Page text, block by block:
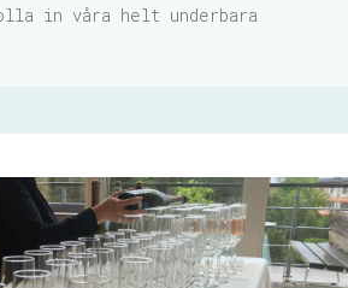
in våra helt underbara